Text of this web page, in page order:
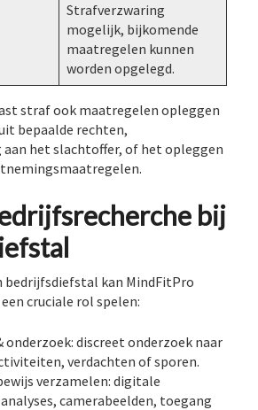
Strafverzwaring
mogelijk, bijkomende
maatregelen kunnen
worden opgelegd.
straf ook maatregelen opleggen
bepaalde rechten,
aan het slachtoffer, of het opleggen
bij
bedrijfsdiefstal kan MindFitPro
cruciale rol spelen:
onderzoek: discreet onderzoek naar
verdachten of sporen.
verzamelen: digitale
camerabeelden, toegang